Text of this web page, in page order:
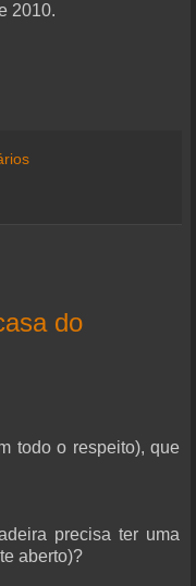
2010.
do
todo o respeito), que
precisa ter uma
aberto)?